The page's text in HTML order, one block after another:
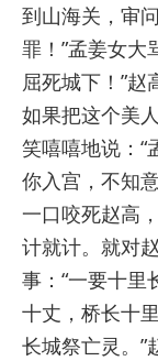
到山海关，审
罪！”孟姜女大
屈死城下！”赵
如果把这个美
笑嘻嘻地说：“
你入宫，不知
一口咬死赵高
计就计。就对
事：“一要十里
十丈，桥长十
长城祭亡灵。”